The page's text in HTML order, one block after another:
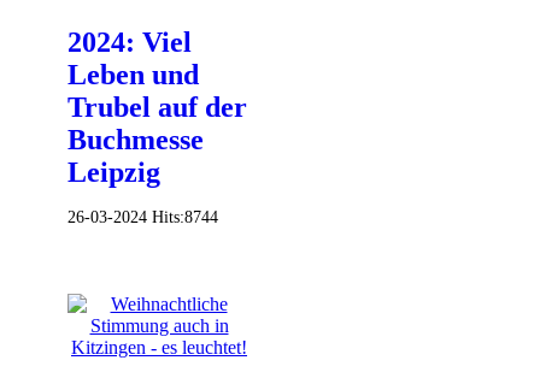
2024: Viel
Leben und
Trubel auf der
Buchmesse
Leipzig
26-03-2024 Hits:8744